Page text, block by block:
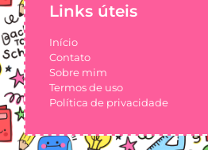
Links úteis
Início
Contato
Sobre mim
Termos de uso
Política de privacidade